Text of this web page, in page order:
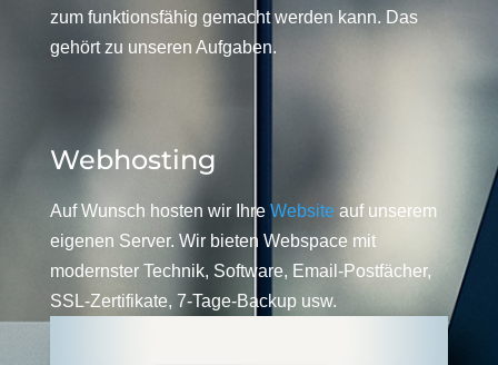
zum funktionsfähig gemacht werden kann. Das
gehört zu unseren Aufgaben.
Webhosting
Auf Wunsch hosten wir Ihre Website auf unserem
eigenen Server. Wir bieten Webspace mit
modernster Technik, Software, Email-Postfächer,
SSL-Zertifikate, 7-Tage-Backup usw.